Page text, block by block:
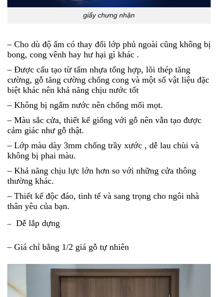
giấy chưng nhận
– Cho dù độ ẩm có thay đổi lớp phủ ngoài cũng không bị
bong, cong vênh hay hư hại gì khác .
– Được cấu tạo từ tấm nhựa tổng hợp, lõi thép tăng
cường, gỗ tăng cường chống cong và một số vật liệu đặc
biệt khác nên khả năng chịu nước tốt
– Không bị ngấm nước nên chống mối mọt.
– Màu sắc cửa, thiết kế giống với gỗ nên vẫn tạo được
cảm giác như gỗ thật.
– Lớp màu dày 3mm chống trầy xước , dễ lau chùi và
không bị phai màu.
– Khả năng chịu lực lớn hơn so với những cửa thông
thường khác.
– Thiết kế độc đáo, tinh tế và sang trọng cho ngôi nhà
thân yêu của bạn.
– Dễ lắp dựng
– Giá chỉ bằng 1/2 giá gỗ tự nhiên